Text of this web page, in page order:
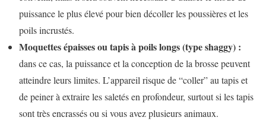
puissance le plus élevé pour bien décoller les poussières et les
poils incrustés.
Moquettes épaisses ou tapis à poils longs (type shaggy) :
dans ce cas, la puissance et la conception de la brosse peuvent
atteindre leurs limites. L’appareil risque de “coller” au tapis et
de peiner à extraire les saletés en profondeur, surtout si les tapis
sont très encrassés ou si vous avez plusieurs animaux.